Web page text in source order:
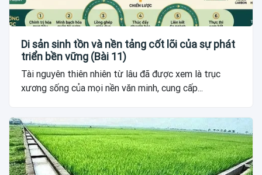
Di sản sinh tồn và nền tảng cốt lõi của sự phát
triển bền vững (Bài 11)
Tài nguyên thiên nhiên từ lâu đã được xem là trục
xương sống của mọi nền văn minh, cung cấp...